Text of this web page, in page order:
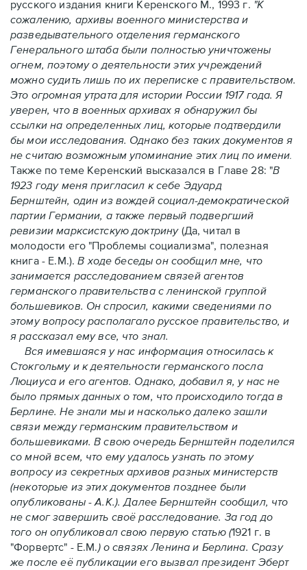
русского издания книги Керенского М., 1993 г. "К
сожалению, архивы военного министерства и
разведывательного отделения германского
Генерального штаба были полностью уничтожены
огнем, поэтому о деятельности этих учреждений
можно судить лишь по их переписке с правительством.
Это огромная утрата для истории России 1917 года. Я
уверен, что в военных архивах я обнаружил бы
ссылки на определенных лиц, которые подтвердили
бы мои исследования. Однако без таких документов я
не считаю возможным упоминание этих лиц по имени.
Также по теме Керенский высказался в Главе 28: "В
1923 году меня пригласил к себе Эдуард
Бернштейн, один из вождей социал-демократической
партии Германии, а также первый подвергший
ревизии марксистскую доктрину(Да, читал в
молодости его "Проблемы социализма", полезная
книга - Е.М.).В ходе беседы он сообщил мне, что
занимается расследованием связей агентов
германского правительства с ленинской группой
большевиков. Он спросил, какими сведениями по
этому вопросу располагало русское правительство, и
я рассказал ему все, что знал.
Вся имевшаяся у нас информация относилась к
Стокгольму и к деятельности германского посла
Люциуса и его агентов. Однако, добавил я, у нас не
было прямых данных о том, что происходило тогда в
Берлине. Не знали мы и насколько далеко зашли
связи между германским правительством и
большевиками. В свою очередь Бернштейн поделился
со мной всем, что ему удалось узнать по этому
вопросу из секретных архивов разных министерств
(некоторые из этих документов позднее были
опубликованы - А.К.). Далее Бернштейн сообщил, что
не смог завершить своё расследование. За год до
того он опубликовал свою первую статью (1921 г. в
"Форвертс" - Е.М.) о связях Ленина и Берлина. Сразу
же после её публикации его вызвал президент Эберт